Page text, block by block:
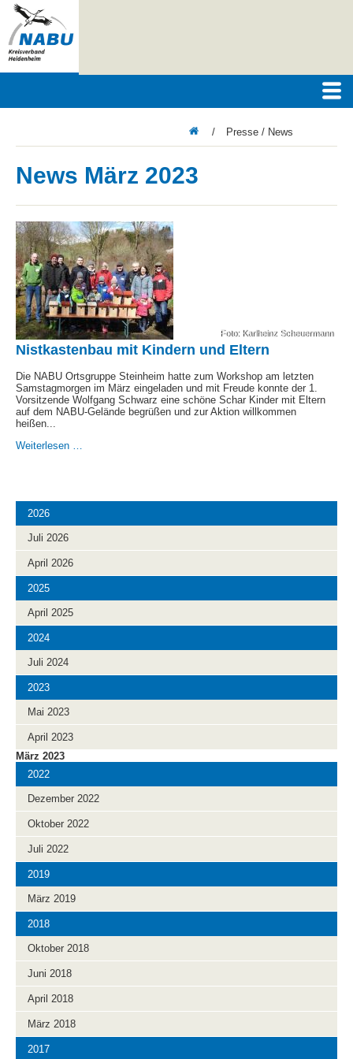
/ Presse / News
News März 2023
Foto: Karlheinz Scheuermann
Nistkastenbau mit Kindern und Eltern
Die NABU Ortsgruppe Steinheim hatte zum Workshop am letzten
Samstagmorgen im März eingeladen und mit Freude konnte der 1.
Vorsitzende Wolfgang Schwarz eine schöne Schar Kinder mit Eltern
auf dem NABU-Gelände begrüßen und zur Aktion willkommen
heißen...
Weiterlesen …
2026
Juli 2026
April 2026
2025
April 2025
2024
Juli 2024
2023
Mai 2023
April 2023
März 2023
2022
Dezember 2022
Oktober 2022
Juli 2022
2019
März 2019
2018
Oktober 2018
Juni 2018
April 2018
März 2018
2017